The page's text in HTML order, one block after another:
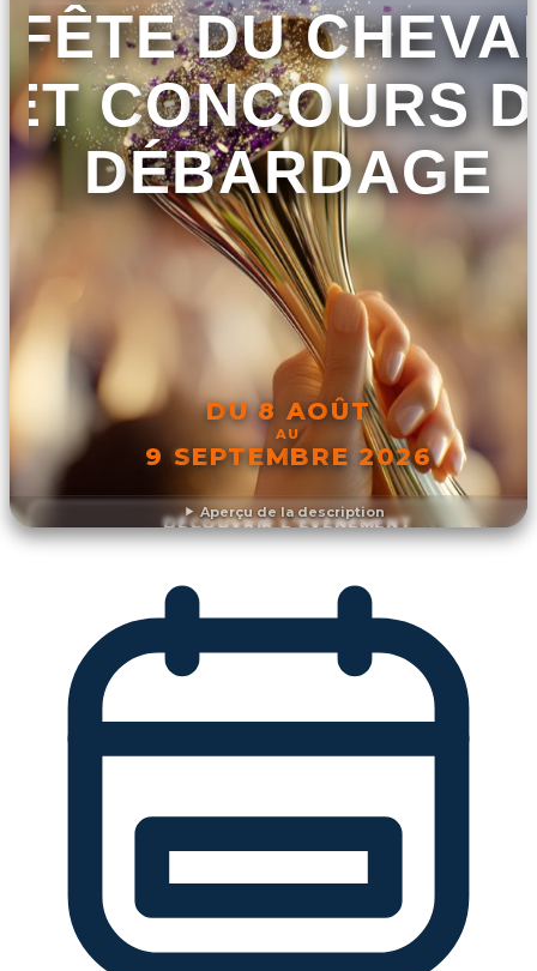
Aperçu de la description
FÊTE DU
ET CONCOURS
DÉBARDAGE
DU 8 AOÛT
AU
9 SEPTEMBRE 2026
DÉCOUVRIR L'ÉVÉNEMENT